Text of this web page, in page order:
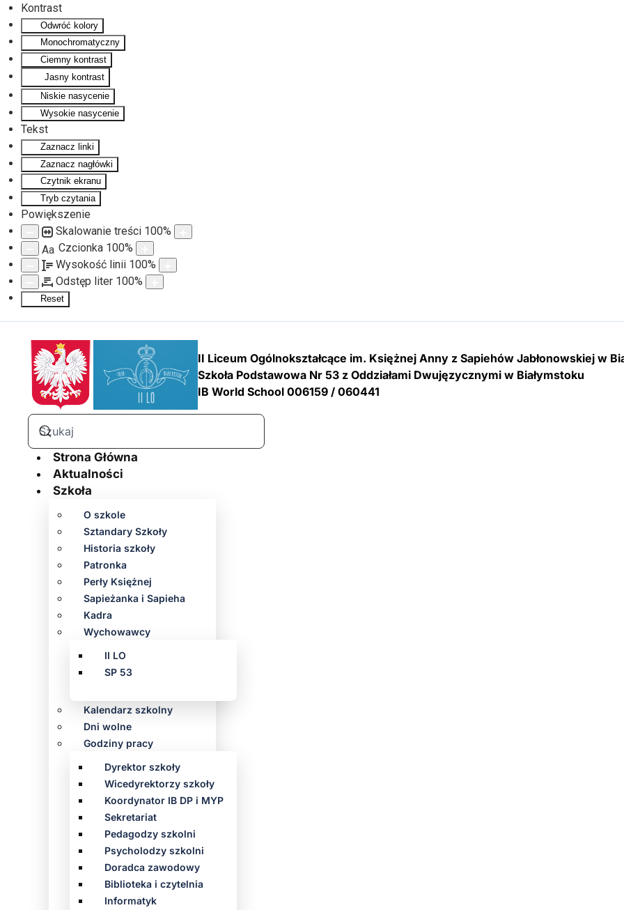
Kontrast
Odwróć kolory
Monochromatyczny
Ciemny kontrast
Jasny kontrast
Niskie nasycenie
Wysokie nasycenie
Tekst
Zaznacz linki
Zaznacz nagłówki
Czytnik ekranu
Tryb czytania
Powiększenie
Skalowanie treści 100%
Aa Czcionka 100%
Wysokość linii 100%
Odstęp liter 100%
Reset
II Liceum Ogólnokształcące im. Księżnej Anny z Sapiehów Jabłonowskiej w
Szkoła Podstawowa Nr 53 z Oddziałami Dwujęzycznymi w Białymstoku
IB World School 006159 / 060441
Strona Główna
Aktualności
Szkoła
O szkole
Sztandary Szkoły
Historia szkoły
Patronka
Perły Księżnej
Sapieżanka i Sapieha
Kadra
Wychowawcy
II LO
SP 53
Kalendarz szkolny
Dni wolne
Godziny pracy
Dyrektor szkoły
Wicedyrektorzy szkoły
Koordynator IB DP i MYP
Sekretariat
Pedagodzy szkolni
Psycholodzy szkolni
Doradca zawodowy
Biblioteka i czytelnia
Informatyk